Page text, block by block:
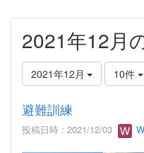
2021年12月
2021年12月 10件
避難訓練
投稿日時 : 2021/12/03